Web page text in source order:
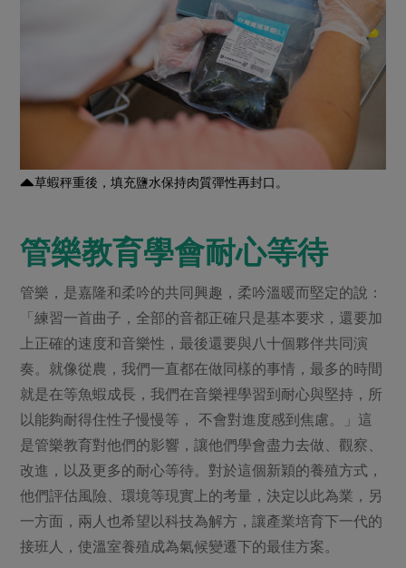
草蝦秤重後，填充鹽水保持肉質彈性再封口。
管樂教育學會耐心等待
管樂，是嘉隆和柔吟的共同興趣，柔吟溫暖而堅定的說：
「練習一首曲子，全部的音都正確只是基本要求，還要加
上正確的速度和音樂性，最後還要與八十個夥伴共同演
奏。就像從農，我們一直都在做同樣的事情，最多的時間
就是在等魚蝦成長，我們在音樂裡學習到耐心與堅持，所
以能夠耐得住性子慢慢等， 不會對進度感到焦慮。」這
是管樂教育對他們的影響，讓他們學會盡力去做、觀察、
改進，以及更多的耐心等待。對於這個新穎的養殖方式，
他們評估風險、環境等現實上的考量，決定以此為業，另
一方面，兩人也希望以科技為解方，讓產業培育下一代的
接班人，使溫室養殖成為氣候變遷下的最佳方案。